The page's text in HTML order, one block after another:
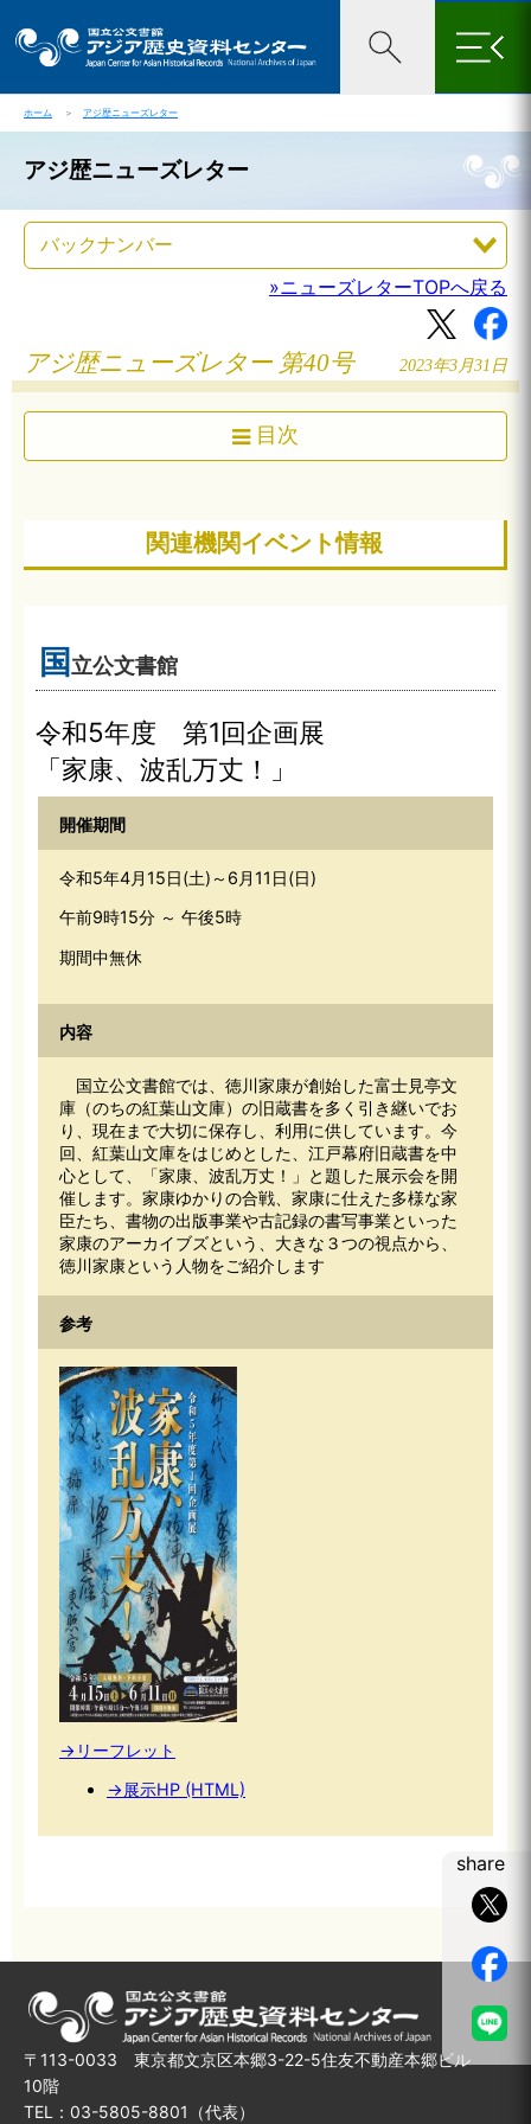
×
ホーム ＞ アジ歴ニューズレター
アジ歴ニューズレター
»ニューズレターTOPへ戻る
アジ歴ニューズレター 第40号 2023年3月31日
目次
関連機関イベント情報
国 立公文書館
令和5年度 第1回企画展
「家康、波乱万丈！」
令和5年4月15日(土)～6月11日(日)
午前9時15分 ～ 午後5時
期間中無休
国立公文書館では、徳川家康が創始した富士見亭文
庫（のちの紅葉山文庫）の旧蔵書を多く引き継いでお
り、現在まで大切に保存し、利用に供しています。今
回、紅葉山文庫をはじめとした、江戸幕府旧蔵書を中
心として、「家康、波乱万丈！」と題した展示会を開
催します。家康ゆかりの合戦、家康に仕えた多様な家
臣たち、書物の出版事業や古記録の書写事業といった
家康のアーカイブズという、大きな３つの視点から、
徳川家康という人物をご紹介します
→リーフレット
→展示HP (HTML)
〒113-0033 東京都文京区本郷3-22-5住友不動産本郷ビル
10階
TEL：03-5805-8801（代表）
share